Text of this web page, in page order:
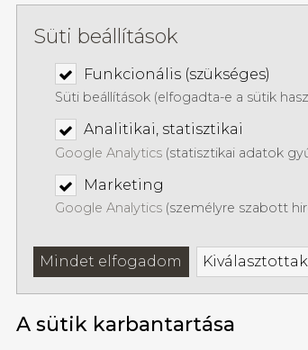
Süti beállítások
Funkcionális (szükséges)
Süti beállítások (elfogadta-e a sütik
Analitikai, statisztikai
Google Analytics (statisztikai adatok
Marketing
Google Analytics (személyre szabott
Mindet elfogadom
A sütik karbantartása